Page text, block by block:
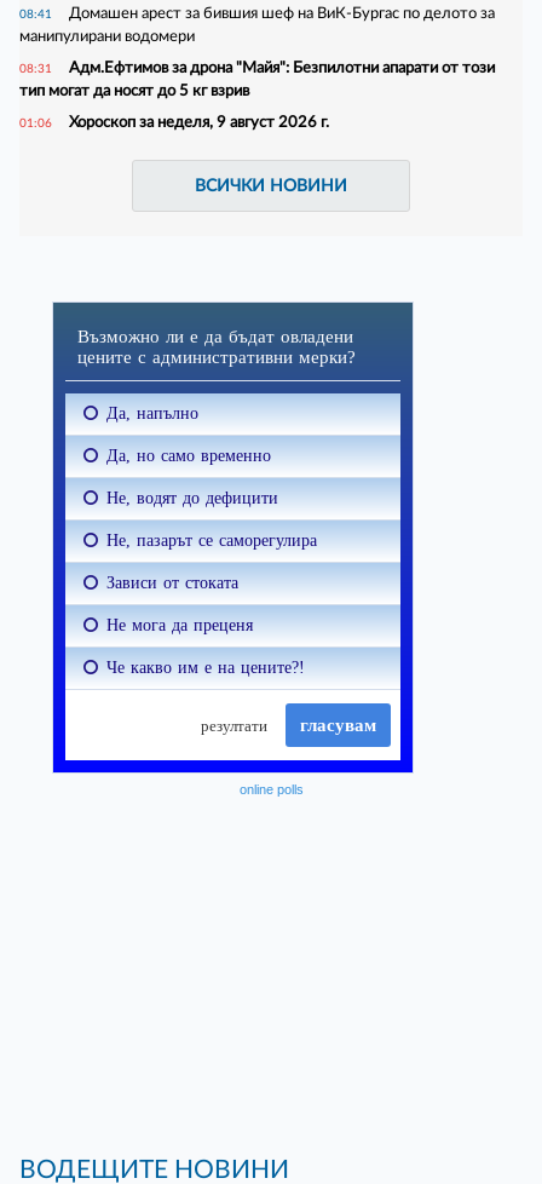
08:41
Домашен арест за бившия шеф на ВиК-Бургас по делото за
манипулирани водомери
08:31
Адм.Ефтимов за дрона "Майя": Безпилотни апарати от този
тип могат да носят до 5 кг взрив
01:06 Хороскоп за неделя, 9 август 2026 г.
ВСИЧКИ НОВИНИ
online polls
ВОДЕЩИТЕ НОВИНИ